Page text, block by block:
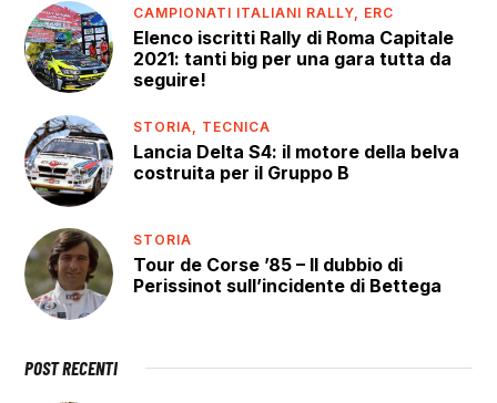
CAMPIONATI ITALIANI RALLY, ERC
Elenco iscritti Rally di Roma Capitale
2021: tanti big per una gara tutta da
seguire!
STORIA, TECNICA
Lancia Delta S4: il motore della belva
costruita per il Gruppo B
STORIA
Tour de Corse ’85 – Il dubbio di
Perissinot sull’incidente di Bettega
POST RECENTI